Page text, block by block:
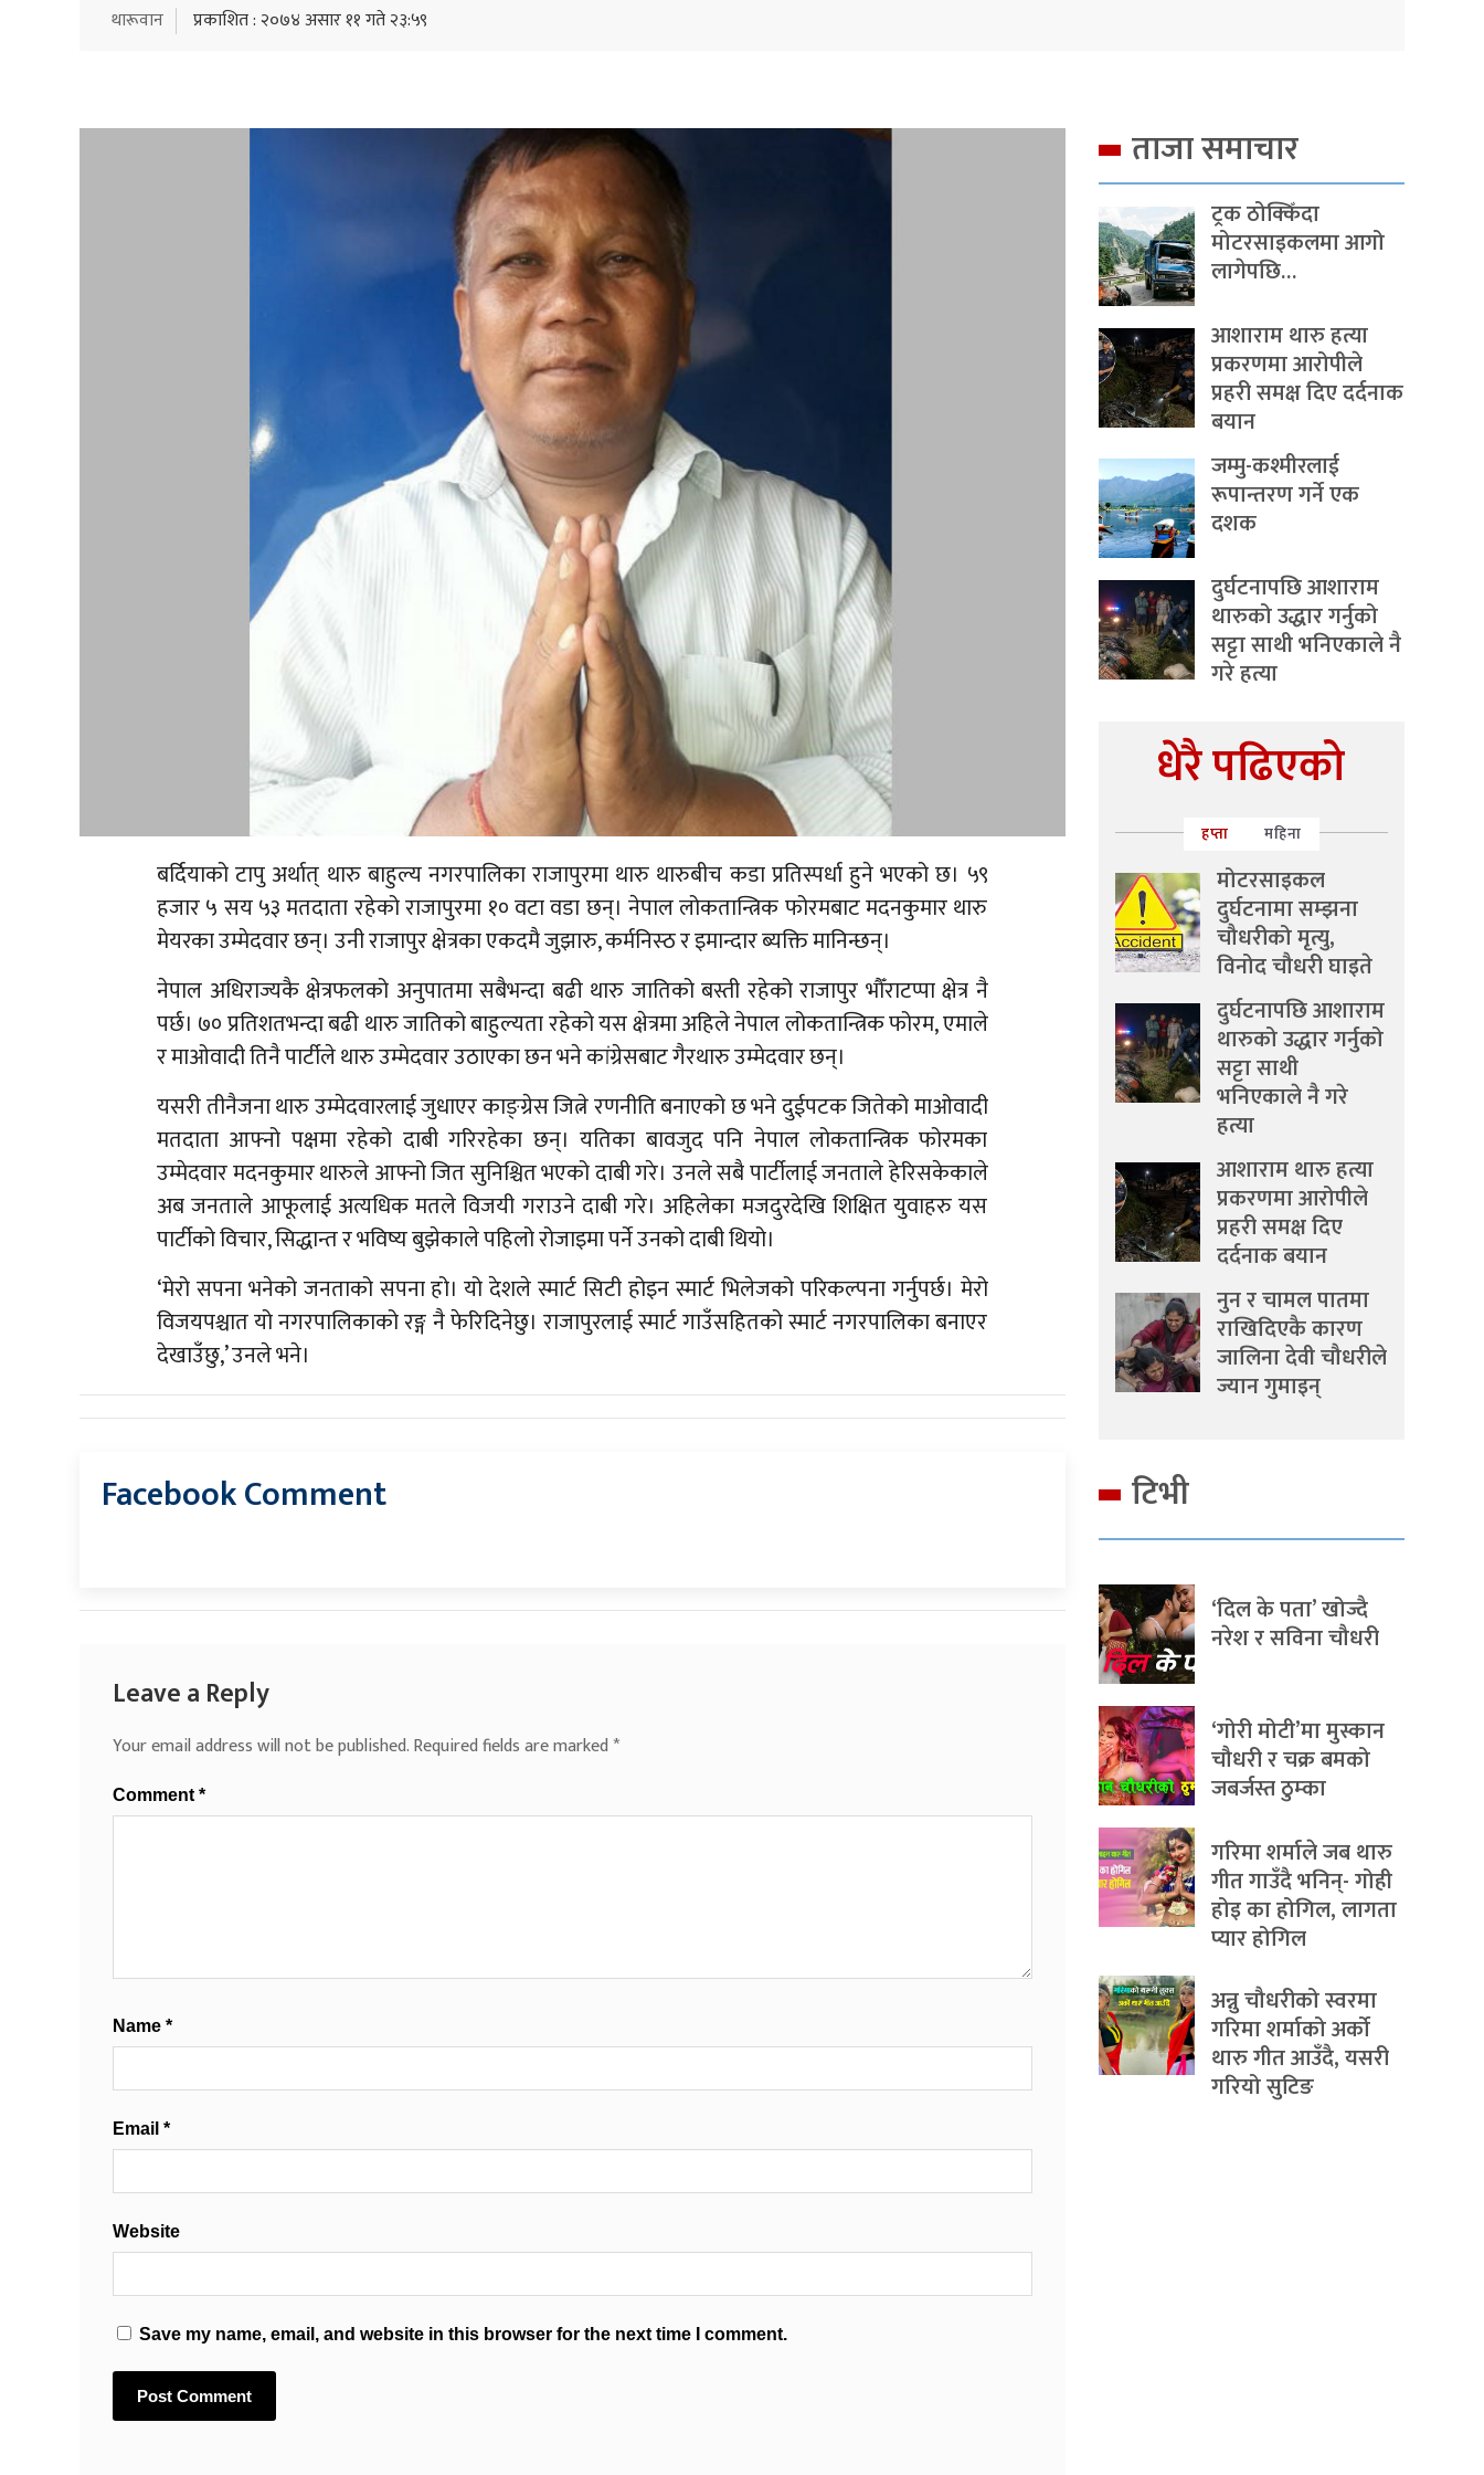
थारूवान प्रकाशित : २०७४ असार ११ गते २३:५९
बर्दियाको टापु अर्थात् थारु बाहुल्य नगरपालिका राजापुरमा थारु थारुबीच कडा प्रतिस्पर्धा हुने भएको छ। ५९
हजार ५ सय ५३ मतदाता रहेको राजापुरमा १० वटा वडा छन्। नेपाल लोकतान्त्रिक फोरमबाट मदनकुमार थारु
मेयरका उम्मेदवार छन्। उनी राजापुर क्षेत्रका एकदमै जुझारु, कर्मनिस्ठ र इमान्दार ब्यक्ति मानिन्छन्।
नेपाल अधिराज्यकै क्षेत्रफलको अनुपातमा सबैभन्दा बढी थारु जातिको बस्ती रहेको राजापुर भौँराटप्पा क्षेत्र नै
पर्छ। ७० प्रतिशतभन्दा बढी थारु जातिको बाहुल्यता रहेको यस क्षेत्रमा अहिले नेपाल लोकतान्त्रिक फोरम, एमाले
र माओवादी तिनै पार्टीले थारु उम्मेदवार उठाएका छन भने कांग्रेसबाट गैरथारु उम्मेदवार छन्।
यसरी तीनैजना थारु उम्मेदवारलाई जुधाएर काङ्ग्रेस जित्ने रणनीति बनाएको छ भने दुईपटक जितेको माओवादी
मतदाता आफ्नो पक्षमा रहेको दाबी गरिरहेका छन्। यतिका बावजुद पनि नेपाल लोकतान्त्रिक फोरमका
उम्मेदवार मदनकुमार थारुले आफ्नो जित सुनिश्चित भएको दाबी गरे। उनले सबै पार्टीलाई जनताले हेरिसकेकाले
अब जनताले आफूलाई अत्यधिक मतले विजयी गराउने दाबी गरे। अहिलेका मजदुरदेखि शिक्षित युवाहरु यस
पार्टीको विचार, सिद्धान्त र भविष्य बुझेकाले पहिलो रोजाइमा पर्ने उनको दाबी थियो।
‘मेरो सपना भनेको जनताको सपना हो। यो देशले स्मार्ट सिटी होइन स्मार्ट भिलेजको परिकल्पना गर्नुपर्छ। मेरो
विजयपश्चात यो नगरपालिकाको रङ्ग नै फेरिदिनेछु। राजापुरलाई स्मार्ट गाउँसहितको स्मार्ट नगरपालिका बनाएर
देखाउँछु,’ उनले भने।
Facebook Comment
Leave a Reply
Your email address will not be published.Required fields are marked*
Comment*
Name *
Email *
Website
Save my name, email, and website in this browser for the next time I comment.
ताजा समाचार
ट्रक ठोक्किँदा
मोटरसाइकलमा आगो
लागेपछि…
आशाराम थारु हत्या
प्रकरणमा आरोपीले
प्रहरी समक्ष दिए दर्दनाक
बयान
जम्मु-कश्मीरलाई
रूपान्तरण गर्ने एक
दशक
दुर्घटनापछि आशाराम
थारुको उद्धार गर्नुको
सट्टा साथी भनिएकाले नै
गरे हत्या
धेरै पढिएको
हप्ता महिना
मोटरसाइकल
दुर्घटनामा सम्झना
चौधरीको मृत्यु,
विनोद चौधरी घाइते
दुर्घटनापछि आशाराम
थारुको उद्धार गर्नुको
सट्टा साथी
भनिएकाले नै गरे
हत्या
आशाराम थारु हत्या
प्रकरणमा आरोपीले
प्रहरी समक्ष दिए
दर्दनाक बयान
नुन र चामल पातमा
राखिदिएकै कारण
जालिना देवी चौधरीले
ज्यान गुमाइन्
टिभी
‘दिल के पता’ खोज्दै
नरेश र सविना चौधरी
‘गोरी मोटी’मा मुस्कान
चौधरी र चक्र बमको
जबर्जस्त ठुम्का
गरिमा शर्माले जब थारु
गीत गाउँदै भनिन्- गोही
होइ का होगिल, लागता
प्यार होगिल
अन्नु चौधरीको स्वरमा
गरिमा शर्माको अर्को
थारु गीत आउँदै, यसरी
गरियो सुटिङ